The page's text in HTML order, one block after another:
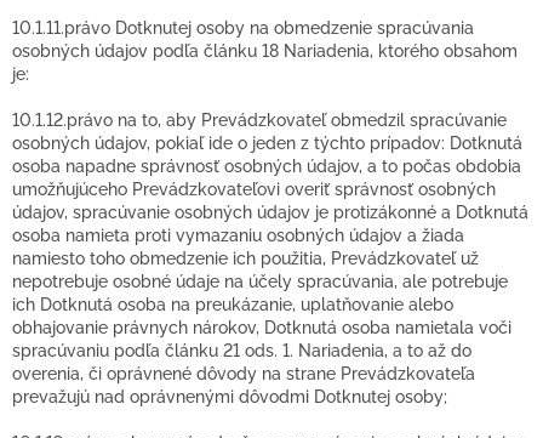
10.1.11.právo Dotknutej osoby na obmedzenie spracúvania
osobných údajov podľa článku 18 Nariadenia, ktorého obsahom
je:
10.1.12.právo na to, aby Prevádzkovateľ obmedzil spracúvanie
osobných údajov, pokiaľ ide o jeden z týchto prípadov: Dotknutá
osoba napadne správnosť osobných údajov, a to počas obdobia
umožňujúceho Prevádzkovateľovi overiť správnosť osobných
údajov, spracúvanie osobných údajov je protizákonné a Dotknutá
osoba namieta proti vymazaniu osobných údajov a žiada
namiesto toho obmedzenie ich použitia, Prevádzkovateľ už
nepotrebuje osobné údaje na účely spracúvania, ale potrebuje
ich Dotknutá osoba na preukázanie, uplatňovanie alebo
obhajovanie právnych nárokov, Dotknutá osoba namietala voči
spracúvaniu podľa článku 21 ods. 1. Nariadenia, a to až do
overenia, či oprávnené dôvody na strane Prevádzkovateľa
prevažujú nad oprávnenými dôvodmi Dotknutej osoby;